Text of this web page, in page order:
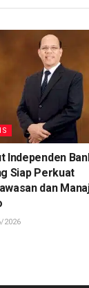
Independen
Siap Perkuat
dan
2026